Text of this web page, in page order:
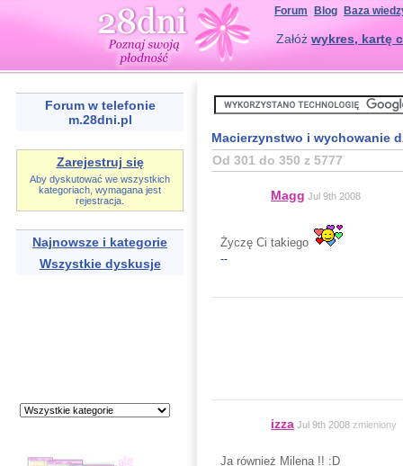
Forum Blog Baza
Załóż wykres, kartę
Forum w telefonie
m.28dni.pl
Zarejestruj się
Aby dyskutować we wszystkich
kategoriach, wymagana jest
rejestracja.
Najnowsze i kategorie
Wszystkie dyskusje
Macierzynstwo i wychowanie
Od 301 do 350 z 5777
Magg Jul 9th 2008
Życzę Ci takiego
--
izza Jul 9th 2008 zmieniony
Ja również Milena !! :D